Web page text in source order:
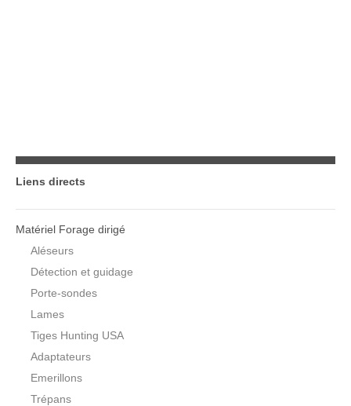
Liens directs
Matériel Forage dirigé
Aléseurs
Détection et guidage
Porte-sondes
Lames
Tiges Hunting USA
Adaptateurs
Emerillons
Trépans